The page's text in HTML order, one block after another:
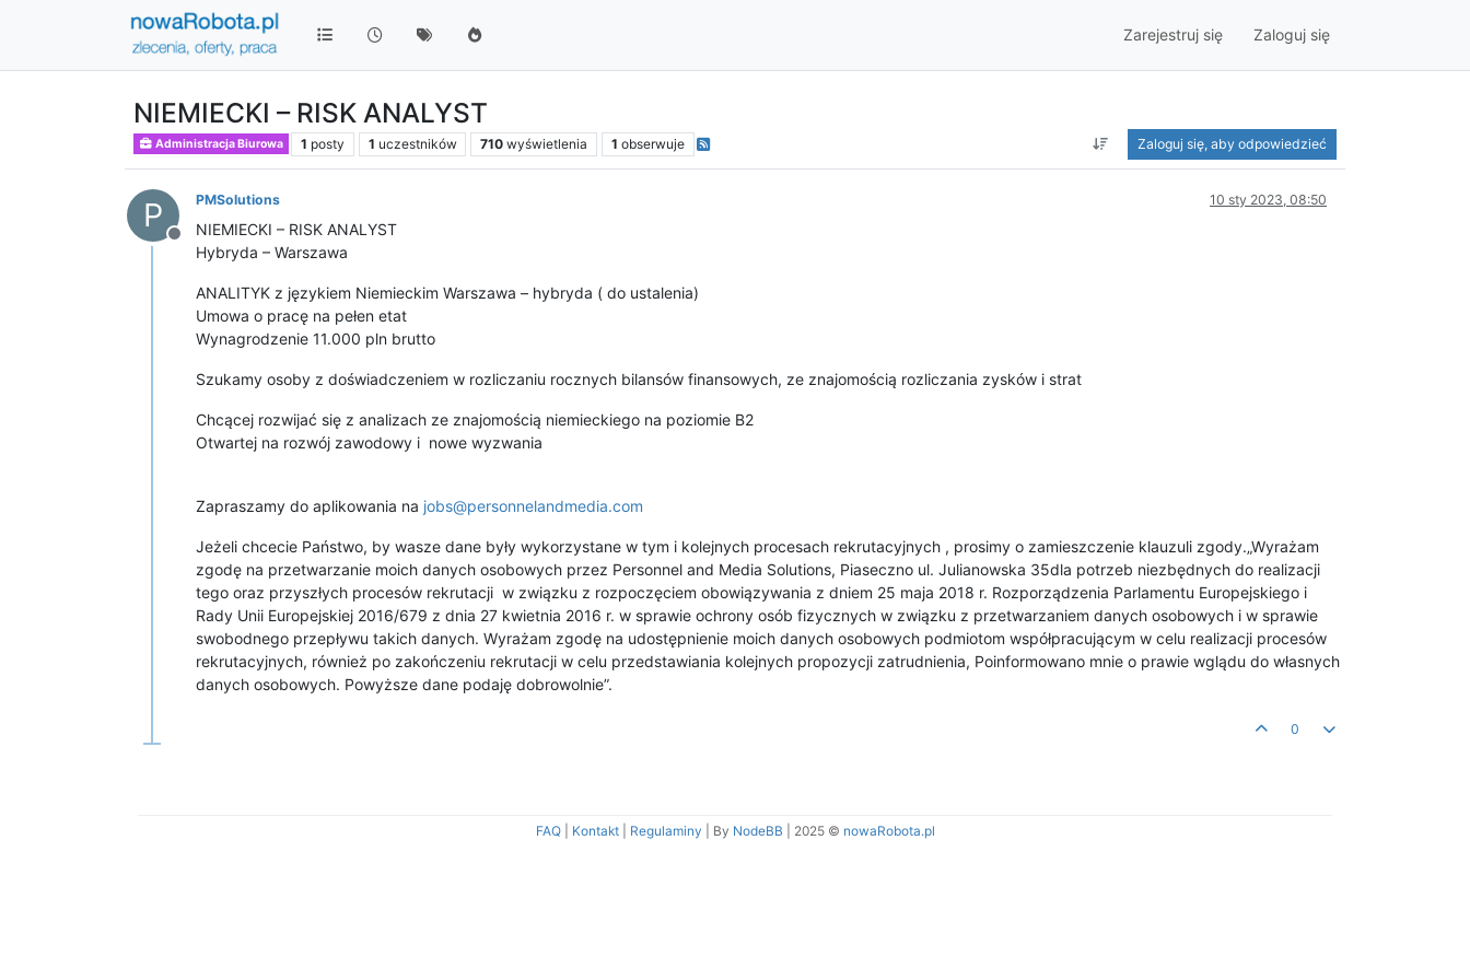
Zarejestruj się Zaloguj się
NIEMIECKI – RISK ANALYST
Administracja Biurowa 1 posty 1 uczestników 710 wyświetlenia 1 obserwuje Zaloguj się, aby odpowiedzieć
P
Niedostępny
PMSolutions 10 sty 2023, 08:50
NIEMIECKI – RISK ANALYST
Hybryda – Warszawa
ANALITYK z językiem Niemieckim Warszawa – hybryda ( do ustalenia)
Umowa o pracę na pełen etat
Wynagrodzenie 11.000 pln brutto
Szukamy osoby z doświadczeniem w rozliczaniu rocznych bilansów finansowych, ze znajomością rozliczania zysków i strat
Chcącej rozwijać się z analizach ze znajomością niemieckiego na poziomie B2
Otwartej na rozwój zawodowy i nowe wyzwania
Zapraszamy do aplikowania na jobs@personnelandmedia.com
Jeżeli chcecie Państwo, by wasze dane były wykorzystane w tym i kolejnych procesach rekrutacyjnych , prosimy o zamieszczenie klauzuli zgody.„Wyrażam
zgodę na przetwarzanie moich danych osobowych przez Personnel and Media Solutions, Piaseczno ul. Julianowska 35dla potrzeb niezbędnych do realizacji
tego oraz przyszłych procesów rekrutacji w związku z rozpoczęciem obowiązywania z dniem 25 maja 2018 r. Rozporządzenia Parlamentu Europejskiego i
Rady Unii Europejskiej 2016/679 z dnia 27 kwietnia 2016 r. w sprawie ochrony osób fizycznych w związku z przetwarzaniem danych osobowych i w sprawie
swobodnego przepływu takich danych. Wyrażam zgodę na udostępnienie moich danych osobowych podmiotom współpracującym w celu realizacji procesów
rekrutacyjnych, również po zakończeniu rekrutacji w celu przedstawiania kolejnych propozycji zatrudnienia, Poinformowano mnie o prawie wglądu do własnych
danych osobowych. Powyższe dane podaję dobrowolnie”.
0
FAQ| Kontakt| Regulaminy | By NodeBB 2025 © nowaRobota.pl